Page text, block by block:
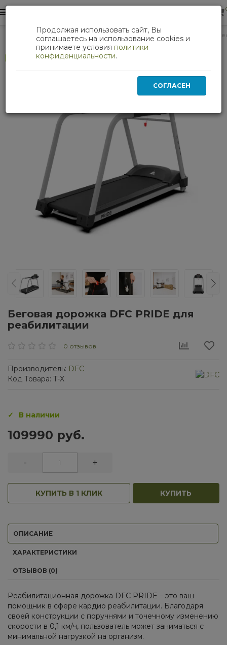
Кардиотренажеры Беговая дорожка DFC PRIDE для
Беговая дорожка DFC PRIDE для
реабилитации
0 отзывов
Производитель: DFC
Код Товара: T-X
В наличии
109990 руб.
- +
КУПИТЬ В 1 КЛИК КУПИТЬ
ОПИСАНИЕ
ХАРАКТЕРИСТИКИ
ОТЗЫВОВ (0)
Реабилитационная дорожка DFC PRIDE – это ваш
помощник в сфере кардио реабилитации. Благодаря
своей конструкции с поручнями и точечному изменению
скорости в 0,1 км/ч, пользователь может заниматься с
минимальной нагрузкой на организм.
Продолжая использовать сайт, Вы
соглашаетесь на использование cookies и
принимаете условия политики
конфиденциальности.
СОГЛАСЕН